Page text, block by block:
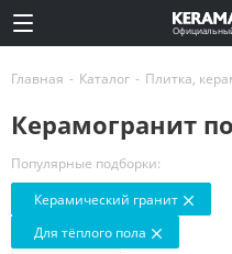
Главная - Каталог - Плитка,
Керамогранит
Популярные подборки:
Керамический гранит
Для тёплого пола